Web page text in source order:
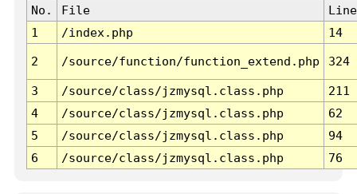
No. File
Line
1
/index.php 14
2 /source/function/function_extend.php 324
3 /source/class/jzmysql.class.php
211
4
/source/class/jzmysql.class.php
62
5
/source/class/jzmysql.class.php
94
6
/source/class/jzmysql.class.php 76